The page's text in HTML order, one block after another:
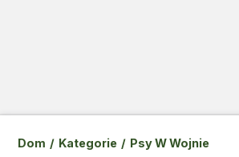
Dom / Kategorie / Psy W Wojnie